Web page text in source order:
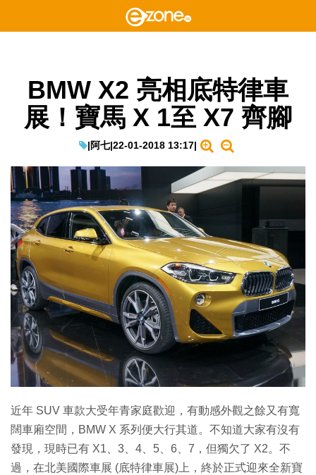
BMW X2 亮相底特律車
展！寶馬 X 1至 X7 齊腳
|阿七|22-01-2018 13:17|
近年 SUV 車款大受年青家庭歡迎，有動感外觀之餘又有寬
闊車廂空間，BMW X 系列便大行其道。不知道大家有沒有
發現，現時已有 X1、3、4、5、6、7，但獨欠了 X2。不
過，在北美國際車展 (底特律車展)上，終於正式迎來全新寶